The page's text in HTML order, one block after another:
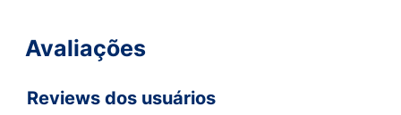
Avaliações
Reviews dos usuários